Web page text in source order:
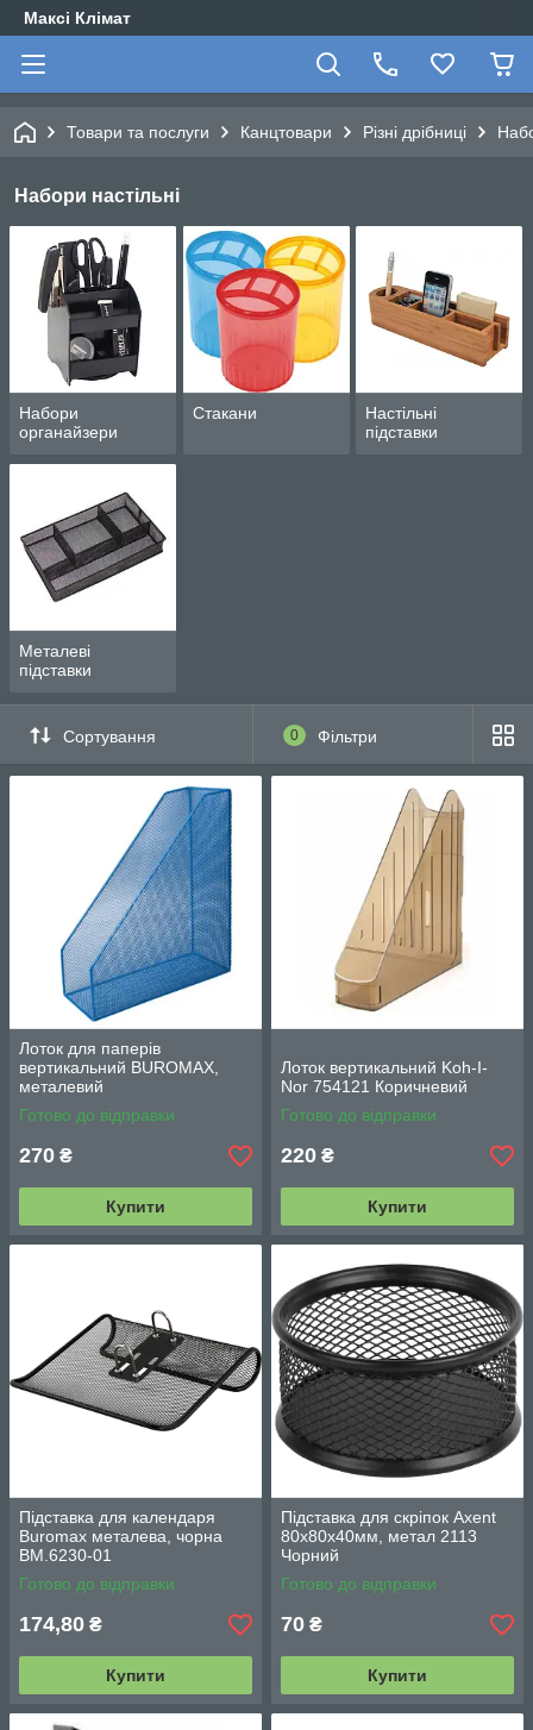
Максі Клімат
Товари та послуги Канцтовари Різні дрібниці
Набори настільні
Набори
органайзери
Стакани
Настільні
підставки
Металеві
підставки
Сортування 0 Фільтри
Лоток для паперів
вертикальний BUROMAX,
металевий
Готово до відправки
270 ₴
Купити
Лоток вертикальний Koh-I-
Nor 754121 Коричневий
Готово до відправки
220 ₴
Купити
Підставка для календаря
Buromax металева, чорна
BM.6230-01
Готово до відправки
174,80 ₴
Купити
Підставка для скріпок Axent
80х80х40мм, метал 2113
Чорний
Готово до відправки
70 ₴
Купити